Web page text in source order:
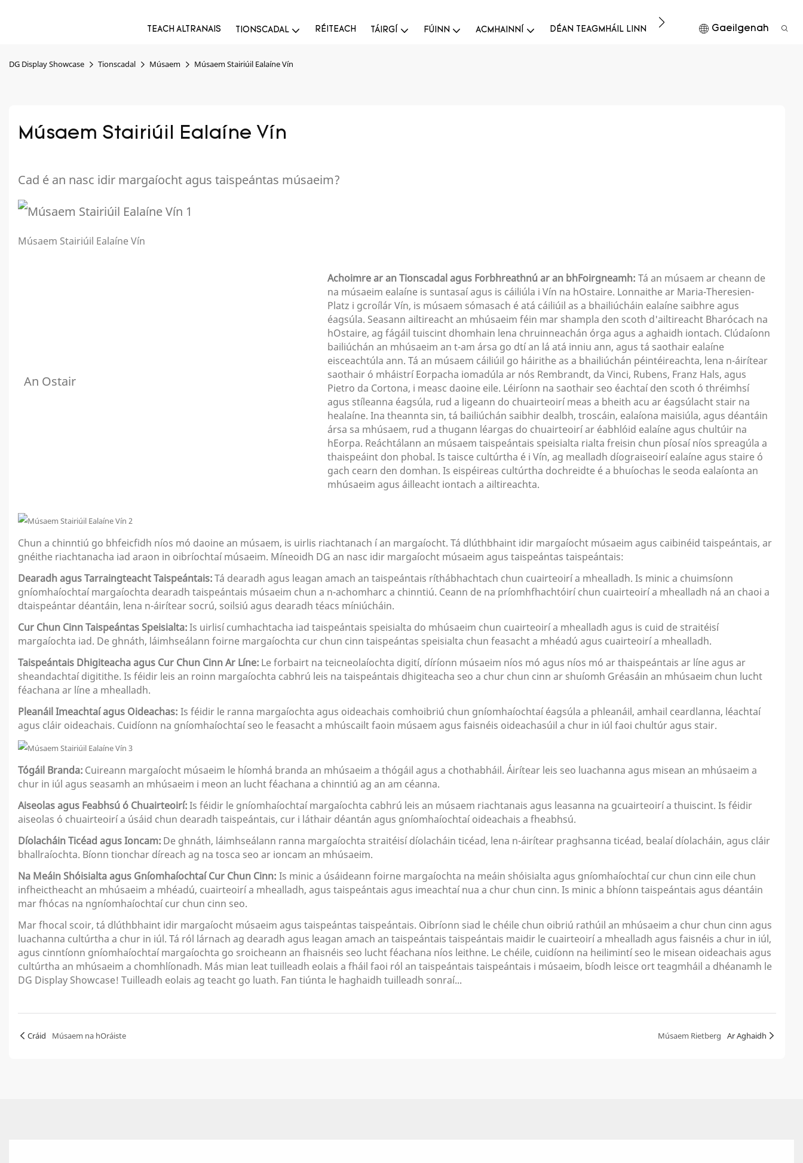
TEACH ALTRANAIS TIONSCADAL RÉITEACH TÁIRGÍ FÚINN ACMHAINNÍ DÉAN TEAGMHÁIL LINN ÍOSLÓDÁIL Gaeilgenah
DG Display Showcase Tionscadal Músaem Músaem Stairiúil Ealaíne Vín
Músaem Stairiúil Ealaíne Vín
Cad é an nasc idir margaíocht agus taispeántas músaeim?
Músaem Stairiúil Ealaíne Vín
An Ostair
Achoimre ar an Tionscadal agus Forbhreathnú ar an bhFoirgneamh: Tá an músaem ar cheann de
na músaeim ealaíne is suntasaí agus is cáiliúla i Vín na hOstaire. Lonnaithe ar Maria-Theresien-
Platz i gcroílár Vín, is músaem sómasach é atá cáiliúil as a bhailiúcháin ealaíne saibhre agus
éagsúla. Seasann ailtireacht an mhúsaeim féin mar shampla den scoth d'ailtireacht Bharócach na
hOstaire, ag fágáil tuiscint dhomhain lena chruinneachán órga agus a aghaidh iontach. Clúdaíonn
bailiúchán an mhúsaeim an t-am ársa go dtí an lá atá inniu ann, agus tá saothair ealaíne
eisceachtúla ann. Tá an músaem cáiliúil go háirithe as a bhailiúchán péintéireachta, lena n-áirítear
saothair ó mháistrí Eorpacha iomadúla ar nós Rembrandt, da Vinci, Rubens, Franz Hals, agus
Pietro da Cortona, i measc daoine eile. Léiríonn na saothair seo éachtaí den scoth ó thréimhsí
agus stíleanna éagsúla, rud a ligeann do chuairteoirí meas a bheith acu ar éagsúlacht stair na
healaíne. Ina theannta sin, tá bailiúchán saibhir dealbh, troscáin, ealaíona maisiúla, agus déantáin
ársa sa mhúsaem, rud a thugann léargas do chuairteoirí ar éabhlóid ealaíne agus chultúir na
hEorpa. Reáchtálann an músaem taispeántais speisialta rialta freisin chun píosaí níos spreagúla a
thaispeáint don phobal. Is taisce cultúrtha é i Vín, ag mealladh díograiseoirí ealaíne agus staire ó
gach cearn den domhan. Is eispéireas cultúrtha dochreidte é a bhuíochas le seoda ealaíonta an
mhúsaeim agus áilleacht iontach a ailtireachta.
Chun a chinntiú go bhfeicfidh níos mó daoine an músaem, is uirlis riachtanach í an margaíocht. Tá dlúthbhaint idir margaíocht músaeim agus caibinéid taispeántais, ar
gnéithe riachtanacha iad araon in oibríochtaí músaeim. Míneoidh DG an nasc idir margaíocht músaeim agus taispeántas taispeántais:
Dearadh agus Tarraingteacht Taispeántais:Tá dearadh agus leagan amach an taispeántais ríthábhachtach chun cuairteoirí a mhealladh. Is minic a chuimsíonn
gníomhaíochtaí margaíochta dearadh taispeántais músaeim chun a n-achomharc a chinntiú. Ceann de na príomhfhachtóirí chun cuairteoirí a mhealladh ná an chaoi a
dtaispeántar déantáin, lena n-áirítear socrú, soilsiú agus dearadh téacs míniúcháin.
Cur Chun Cinn Taispeántas Speisialta:Is uirlisí cumhachtacha iad taispeántais speisialta do mhúsaeim chun cuairteoirí a mhealladh agus is cuid de straitéisí
margaíochta iad. De ghnáth, láimhseálann foirne margaíochta cur chun cinn taispeántas speisialta chun feasacht a mhéadú agus cuairteoirí a mhealladh.
Taispeántais Dhigiteacha agus Cur Chun Cinn Ar Líne: Le forbairt na teicneolaíochta digití, díríonn músaeim níos mó agus níos mó ar thaispeántais ar líne agus ar
sheandachtaí digitithe. Is féidir leis an roinn margaíochta cabhrú leis na taispeántais dhigiteacha seo a chur chun cinn ar shuíomh Gréasáin an mhúsaeim chun lucht
féachana ar líne a mhealladh.
Pleanáil Imeachtaí agus Oideachas: Is féidir le ranna margaíochta agus oideachais comhoibriú chun gníomhaíochtaí éagsúla a phleanáil, amhail ceardlanna, léachtaí
agus cláir oideachais. Cuidíonn na gníomhaíochtaí seo le feasacht a mhúscailt faoin músaem agus faisnéis oideachasúil a chur in iúl faoi chultúr agus stair.
Tógáil Branda: Cuireann margaíocht músaeim le híomhá branda an mhúsaeim a thógáil agus a chothabháil. Áirítear leis seo luachanna agus misean an mhúsaeim a
chur in iúl agus seasamh an mhúsaeim i meon an lucht féachana a chinntiú ag an am céanna.
Aiseolas agus Feabhsú ó Chuairteoirí:Is féidir le gníomhaíochtaí margaíochta cabhrú leis an músaem riachtanais agus leasanna na gcuairteoirí a thuiscint. Is féidir
aiseolas ó chuairteoirí a úsáid chun dearadh taispeántais, cur i láthair déantán agus gníomhaíochtaí oideachais a fheabhsú.
Díolacháin Ticéad agus Ioncam: De ghnáth, láimhseálann ranna margaíochta straitéisí díolacháin ticéad, lena n-áirítear praghsanna ticéad, bealaí díolacháin, agus cláir
bhallraíochta. Bíonn tionchar díreach ag na tosca seo ar ioncam an mhúsaeim.
Na Meáin Shóisialta agus Gníomhaíochtaí Cur Chun Cinn: Is minic a úsáideann foirne margaíochta na meáin shóisialta agus gníomhaíochtaí cur chun cinn eile chun
infheictheacht an mhúsaeim a mhéadú, cuairteoirí a mhealladh, agus taispeántais agus imeachtaí nua a chur chun cinn. Is minic a bhíonn taispeántais agus déantáin
mar fhócas na ngníomhaíochtaí cur chun cinn seo.
Mar fhocal scoir, tá dlúthbhaint idir margaíocht músaeim agus taispeántas taispeántais. Oibríonn siad le chéile chun oibriú rathúil an mhúsaeim a chur chun cinn agus
luachanna cultúrtha a chur in iúl. Tá ról lárnach ag dearadh agus leagan amach an taispeántais taispeántais maidir le cuairteoirí a mhealladh agus faisnéis a chur in iúl,
agus cinntíonn gníomhaíochtaí margaíochta go sroicheann an fhaisnéis seo lucht féachana níos leithne. Le chéile, cuidíonn na heilimintí seo le misean oideachais agus
cultúrtha an mhúsaeim a chomhlíonadh. Más mian leat tuilleadh eolais a fháil faoi ról an taispeántais taispeántais i músaeim, bíodh leisce ort teagmháil a dhéanamh le
DG Display Showcase! Tuilleadh eolais ag teacht go luath. Fan tiúnta le haghaidh tuilleadh sonraí...
Cráid Músaem na hOráiste Músaem Rietberg Ar Aghaidh